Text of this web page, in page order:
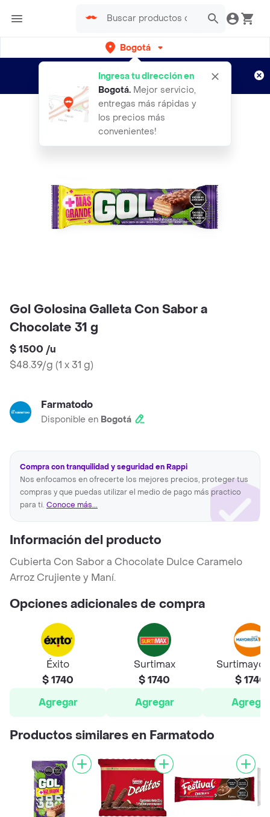
Bogotá
Ingresa tu dirección en
Bogotá. Mejor servicio,
entregas más rápidas y
los precios más
convenientes!
envíos gratis por semanas
Aplican TyC
Gol Golosina Galleta Con Sabor a
Chocolate 31 g
$ 1500 /u
$48.39/g (1 x 31 g)
Farmatodo
Disponible en Bogotá
Compra con tranquilidad y seguridad en Rappi
Nos enfocamos en ofrecerte los mejores precios, proteger tus
compras y que puedas utilizar el medio de pago más practico
para ti. Conoce más...
Información del producto
Cubierta Con Sabor a Chocolate Dulce Caramelo
Arroz Crujiente y Maní.
Opciones adicionales de compra
Éxito
$ 1740
Agregar
Surtimax
$ 1740
Agregar
$ 1740
Agregar
Productos similares en Farmatodo